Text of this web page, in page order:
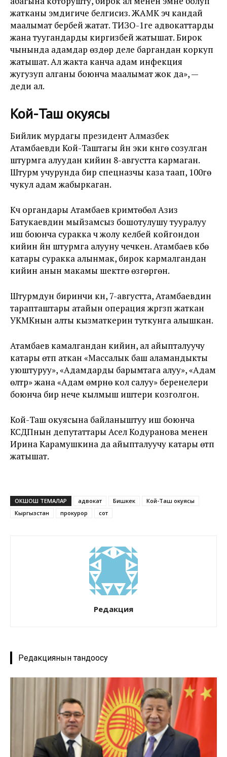
жатканы эмдигиче белгисиз. ЖАМК эч кандай
маалымат бербей жатат. ТИЗО-1ге адвокаттарды
жана туугандарды киргизбей жатышат. Бирок
чынында адамдар өздөрү деле баргандан коркуп
жатышат. Ал жакта канча адам инфекция
жугузуп алганы боюнча маалымат жок да», —
деди ал.
Кой-Таш окуясы
Бийлик мурдагы президент Алмазбек
Атамбаевди Кой-Таштагы үйүн эки күнгө созулган
штурмга алуудан кийин 8-августта кармаган.
Штурм учурунда бир спецназчы каза таап, 100гө
чукул адам жабыркаган.
Күч органдары Атамбаев кримтөбөл Азиз
Батукаевдин мыйзамсыз бошотулушу тууралуу
иш боюнча суракка үч жолу келбей койгондон
кийин үйүн штурмга алууну чечкен. Атамбаев күбө
катары суракка алынмак, бирок кармалгандан
кийин анын макамы шектүүгө өзгөргөн.
Штурмдун биринчи күнү, 7-августта, Атамбаевдин
тарапташтары атайын операция жүргүзүп жаткан
УКМКнын алты кызматкерин туткунга алышкан.
Атамбаев камалгандан кийин, ал айыпталуучу
катары өтүп аткан «Массалык баш аламандыкты
уюштуруу», «Адамдарды барымтага алуу», «Адам
өлтүрүү» жана «Адам өмүрүнө кол салуу» беренелери
боюнча бир нече кылмыш иштери козголгон.
Кой-Таш окуясына байланыштуу иш боюнча
КСДПнын депутаттары Асел Кодуранова менен
Ирина Карамушкина да айыпталуучу катары өтүп
жатышат.
ОКШОШ ТЕМАЛАР адвокат Бишкек
Кой-Таш окуясы
Кыргызстан
прокурор сот
Редакция
Редакциянын тандоосу